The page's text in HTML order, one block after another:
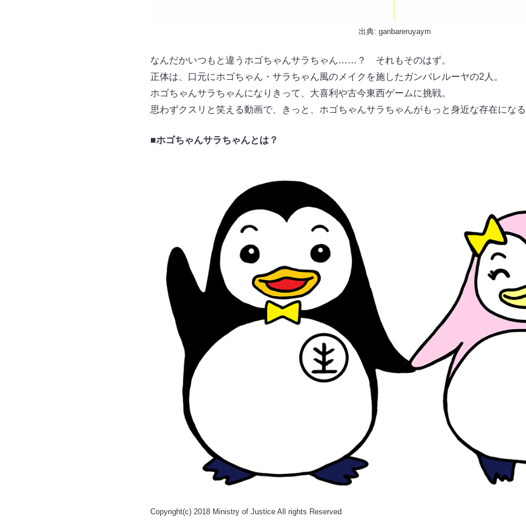
出典: ganbareruyaym
なんだかいつもと違うホゴちゃんサラちゃん……？ それもそのはず。
正体は、口元にホゴちゃん・サラちゃん風のメイクを施したガンバレルーヤの2人。
ホゴちゃんサラちゃんになりきって、大喜利や古今東西ゲームに挑戦。
思わずクスリと笑える動画で、きっと、ホゴちゃんサラちゃんがもっと身近な存在にな
■ホゴちゃんサラちゃんとは？
Copyright(c) 2018 Ministry of Justice All rights Reserved